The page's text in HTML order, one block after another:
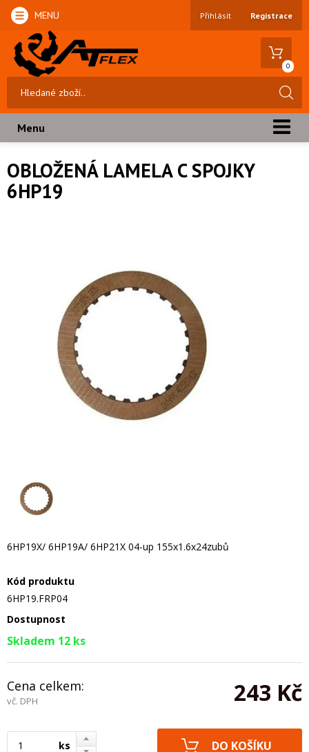
MENU Přihlásit Registrace
0
Menu
OBLOŽENÁ LAMELA C SPOJKY
6HP19
6HP19X/ 6HP19A/ 6HP21X 04-up 155x1.6x24zubů
Kód produktu
6HP19.FRP04
Dostupnost
Skladem 12 ks
Cena celkem:
vč. DPH 243 Kč
ks